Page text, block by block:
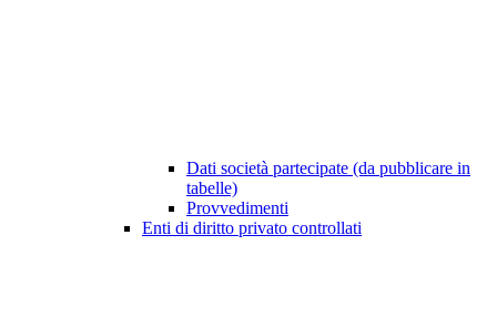
Dati società partecipate (da pubblicare in
tabelle)
Provvedimenti
Enti di diritto privato controllati